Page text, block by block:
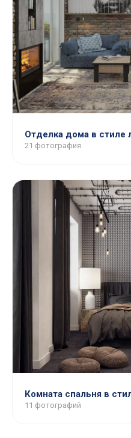
Отделка дома в стиле
21 фотография
Комната спальня в
11 фотографий